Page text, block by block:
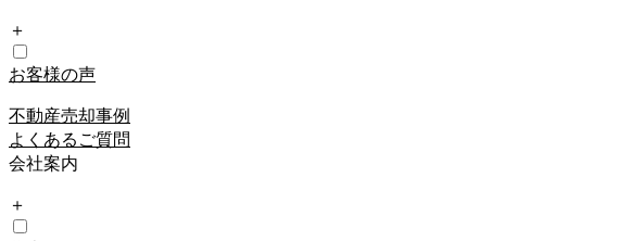
＋
お客様の声
不動産売却事例
よくあるご質問
会社案内
＋